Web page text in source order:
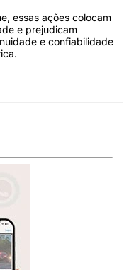
essas ações colocam
e prejudicam
e confiabilidade